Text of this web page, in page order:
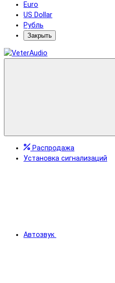
Euro
US Dollar
Рубль
Закрыть
Распродажа
Установка сигнализаций
Автозвук